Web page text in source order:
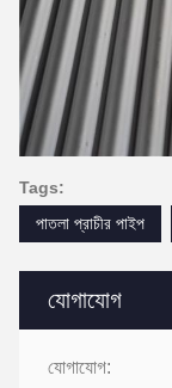
যোগাযোগ
যোগাযোগ:
Tags:
পাতলা প্রাচীর পাইপ